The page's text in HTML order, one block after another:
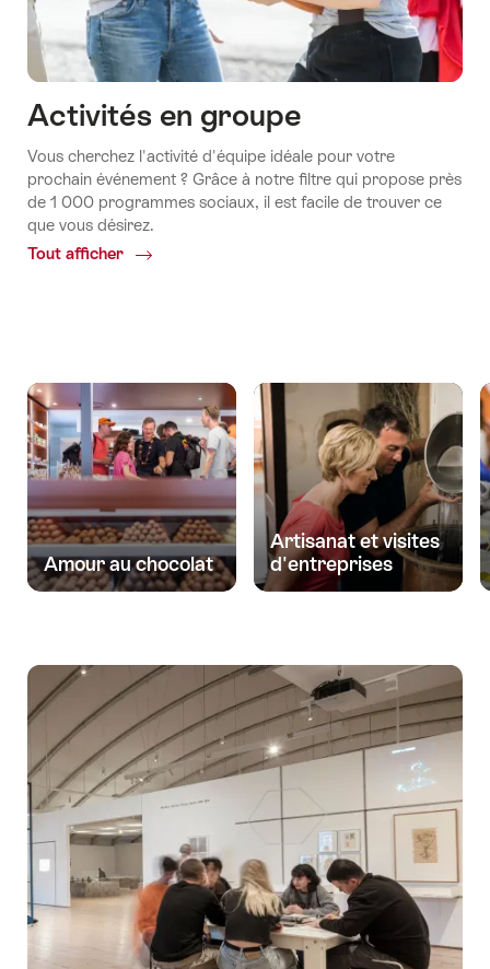
Activités en groupe
Vous cherchez l'activité d'équipe idéale pour votre
prochain événement ? Grâce à notre filtre qui propose près
de 1 000 programmes sociaux, il est facile de trouver ce
que vous désirez.
Tout afficher
Common.Of
Amour au chocolat
Artisanat et visites
d'entreprises